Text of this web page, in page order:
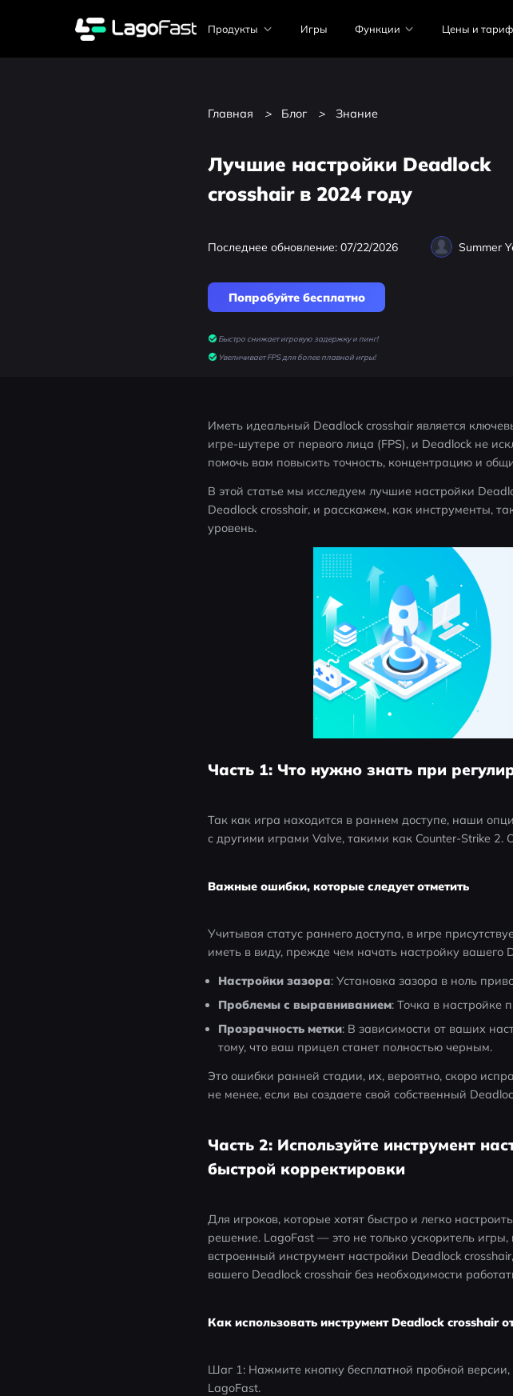
Продукты Игры Функции Цены и
Главная > Блог > Знание
Лучшие настройки Deadlock
crosshair в 2024 году
Последнее обновление: 07/22/2026 Summer
Попробуйте бесплатно
Быстро снижает игровую задержку и пинг!
Увеличивает FPS для более плавной игры!
Иметь идеальный Deadlock crosshair является
игре-шутере от первого лица (FPS), и Deadlock не
помочь вам повысить точность, концентрацию и
В этой статье мы исследуем лучшие настройки
Deadlock crosshair, и расскажем, как инструменты,
уровень.
Часть 1: Что нужно знать при
Так как игра находится в раннем доступе, наши
с другими играми Valve, такими как Counter-Strike 2.
Важные ошибки, которые следует отметить
Учитывая статус раннего доступа, в игре
иметь в виду, прежде чем начать настройку вашего
Настройки зазора: Установка зазора в ноль
Проблемы с выравниванием: Точка в настройке
Прозрачность метки: В зависимости от ваших
тому, что ваш прицел станет полностью черным.
Это ошибки ранней стадии, их, вероятно, скоро
не менее, если вы создаете свой собственный
Часть 2: Используйте инструмент
быстрой корректировки
Для игроков, которые хотят быстро и легко
решение. LagoFast — это не только ускоритель
встроенный инструмент настройки Deadlock
вашего Deadlock crosshair без необходимости
Как использовать инструмент Deadlock crosshair
Шаг 1: Нажмите кнопку бесплатной пробной
LagoFast.